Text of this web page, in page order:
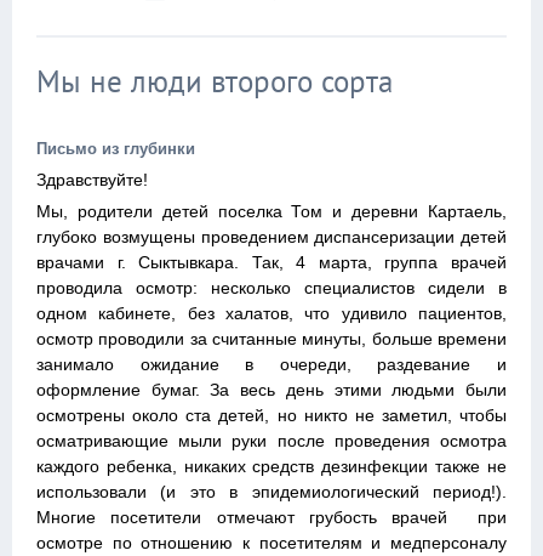
Мы не люди второго сорта
Письмо из глубинки
Здравствуйте!
Мы, родители детей поселка Том и деревни Картаель,
глубоко возмущены проведением диспансеризации детей
врачами г. Сыктывкара. Так, 4 марта, группа врачей
проводила осмотр: несколько специалистов сидели в
одном кабинете, без халатов, что удивило пациентов,
осмотр проводили за считанные минуты, больше времени
занимало ожидание в очереди, раздевание и
оформление бумаг. За весь день этими людьми были
осмотрены около ста детей, но никто не заметил, чтобы
осматривающие мыли руки после проведения осмотра
каждого ребенка, никаких средств дезинфекции также не
использовали (и это в эпидемиологический период!).
Многие посетители отмечают грубость врачей при
осмотре по отношению к посетителям и медперсоналу